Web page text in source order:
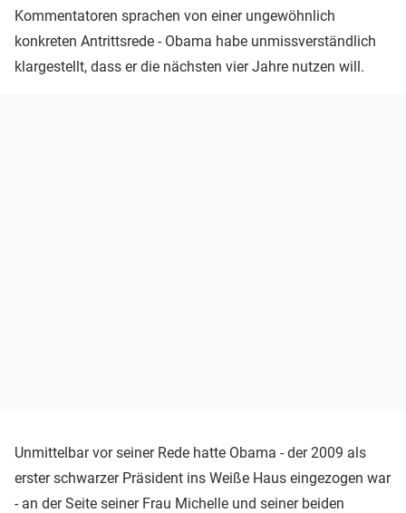
Kommentatoren sprachen von einer ungewöhnlich
konkreten Antrittsrede - Obama habe unmissverständlich
klargestellt, dass er die nächsten vier Jahre nutzen will.
Unmittelbar vor seiner Rede hatte Obama - der 2009 als
erster schwarzer Präsident ins Weiße Haus eingezogen war
- an der Seite seiner Frau Michelle und seiner beiden